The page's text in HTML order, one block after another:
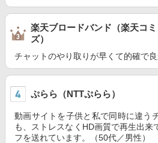
楽天ブロードバンド（楽天コ
ズ）
チャットのやり取りが早くて的確で
ぷらら（NTTぷらら）
動画サイトを子供と私で同時に違う
も、ストレスなくHD画質で再生出来
フを送れています。（50代／男性）